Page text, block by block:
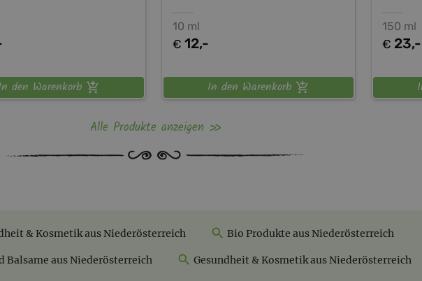
den Warenkorb
10 ml
€ 12,-
In den Warenkorb
150 ml
€ 23,-
Alle Produkte anzeigen
& Kosmetik aus Niederösterreich Bio Produkte aus Niederösterreich
Balsame aus Niederösterreich Gesundheit & Kosmetik aus Niederösterreich